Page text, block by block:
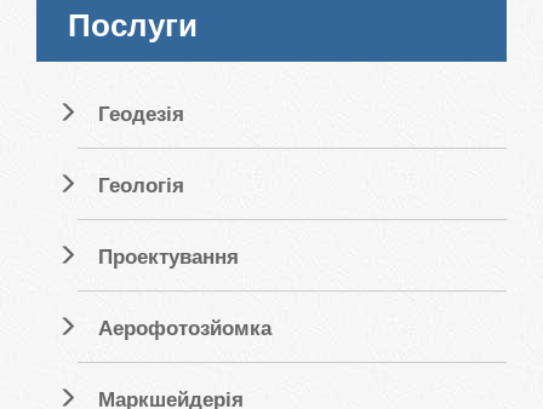
Послуги
Геодезія
Геологія
Проектування
Аерофотозйомка
Маркшейдерія